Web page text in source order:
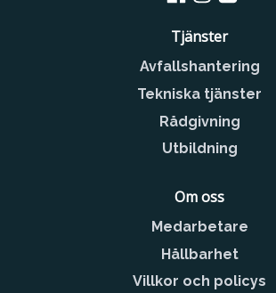
Tjänster
Avfallshantering
Tekniska tjänster
Rådgivning
Utbildning
Om oss
Medarbetare
Hållbarhet
Villkor och policys